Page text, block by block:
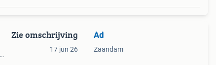
Zie omschrijving
17 jun 26
Ad
Zaandam